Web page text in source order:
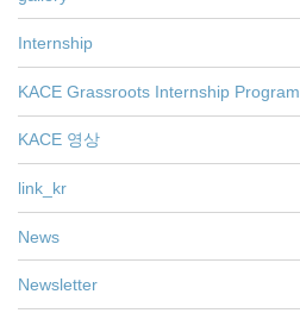
Internship
KACE Grassroots Internship Program
KACE 영상
link_kr
News
Newsletter